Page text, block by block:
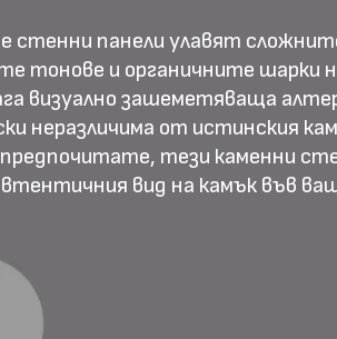
стенни панели улавят
тонове и органичните шарки
визуално зашеметяваща
неразличима от истинския
предпочитате, тези каменни
вид на камък във